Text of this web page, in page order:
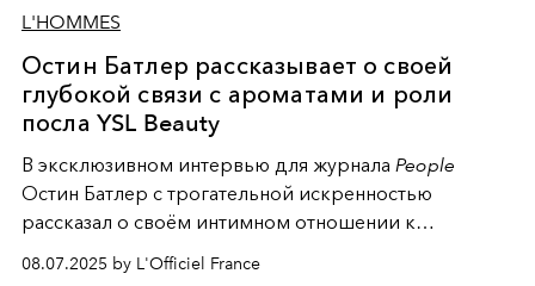
L'HOMMES
Остин Батлер рассказывает о своей
глубокой связи с ароматами и роли
посла YSL Beauty
В эксклюзивном интервью для журнала People
Остин Батлер с трогательной искренностью
рассказал о своём интимном отношении к
08.07.2025 by L'Officiel France